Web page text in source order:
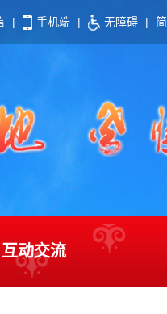
| 手机端 | 无障碍 | 简
互动交流